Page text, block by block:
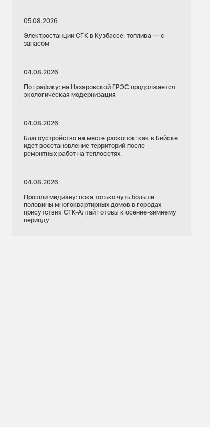
05.08.2026
Электростанции СГК в Кузбассе: топлива — с
запасом
04.08.2026
По графику: на Назаровской ГРЭС продолжается
экологическая модернизация
04.08.2026
Благоустройство на месте раскопок: как в Бийске
идет восстановление территорий после
ремонтных работ на теплосетях.
04.08.2026
Прошли медиану: пока только чуть больше
половины многоквартирных домов в городах
присутствия СГК-Алтай готовы к осенне-зимнему
периоду